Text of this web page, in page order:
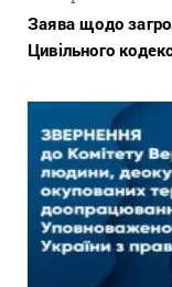
Заява щодо
Цивільного